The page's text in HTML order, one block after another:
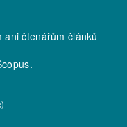
ani čtenářům článků
.